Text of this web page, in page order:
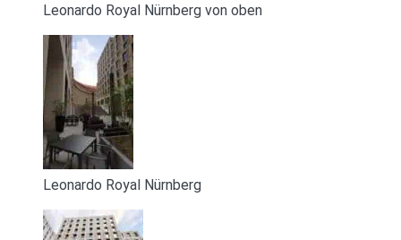
Leonardo Royal Nürnberg von oben
Leonardo Royal Nürnberg